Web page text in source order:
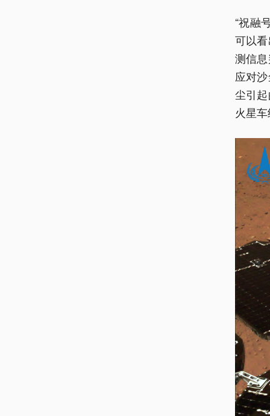
“祝融
可以
测信
应对
尘引
火星